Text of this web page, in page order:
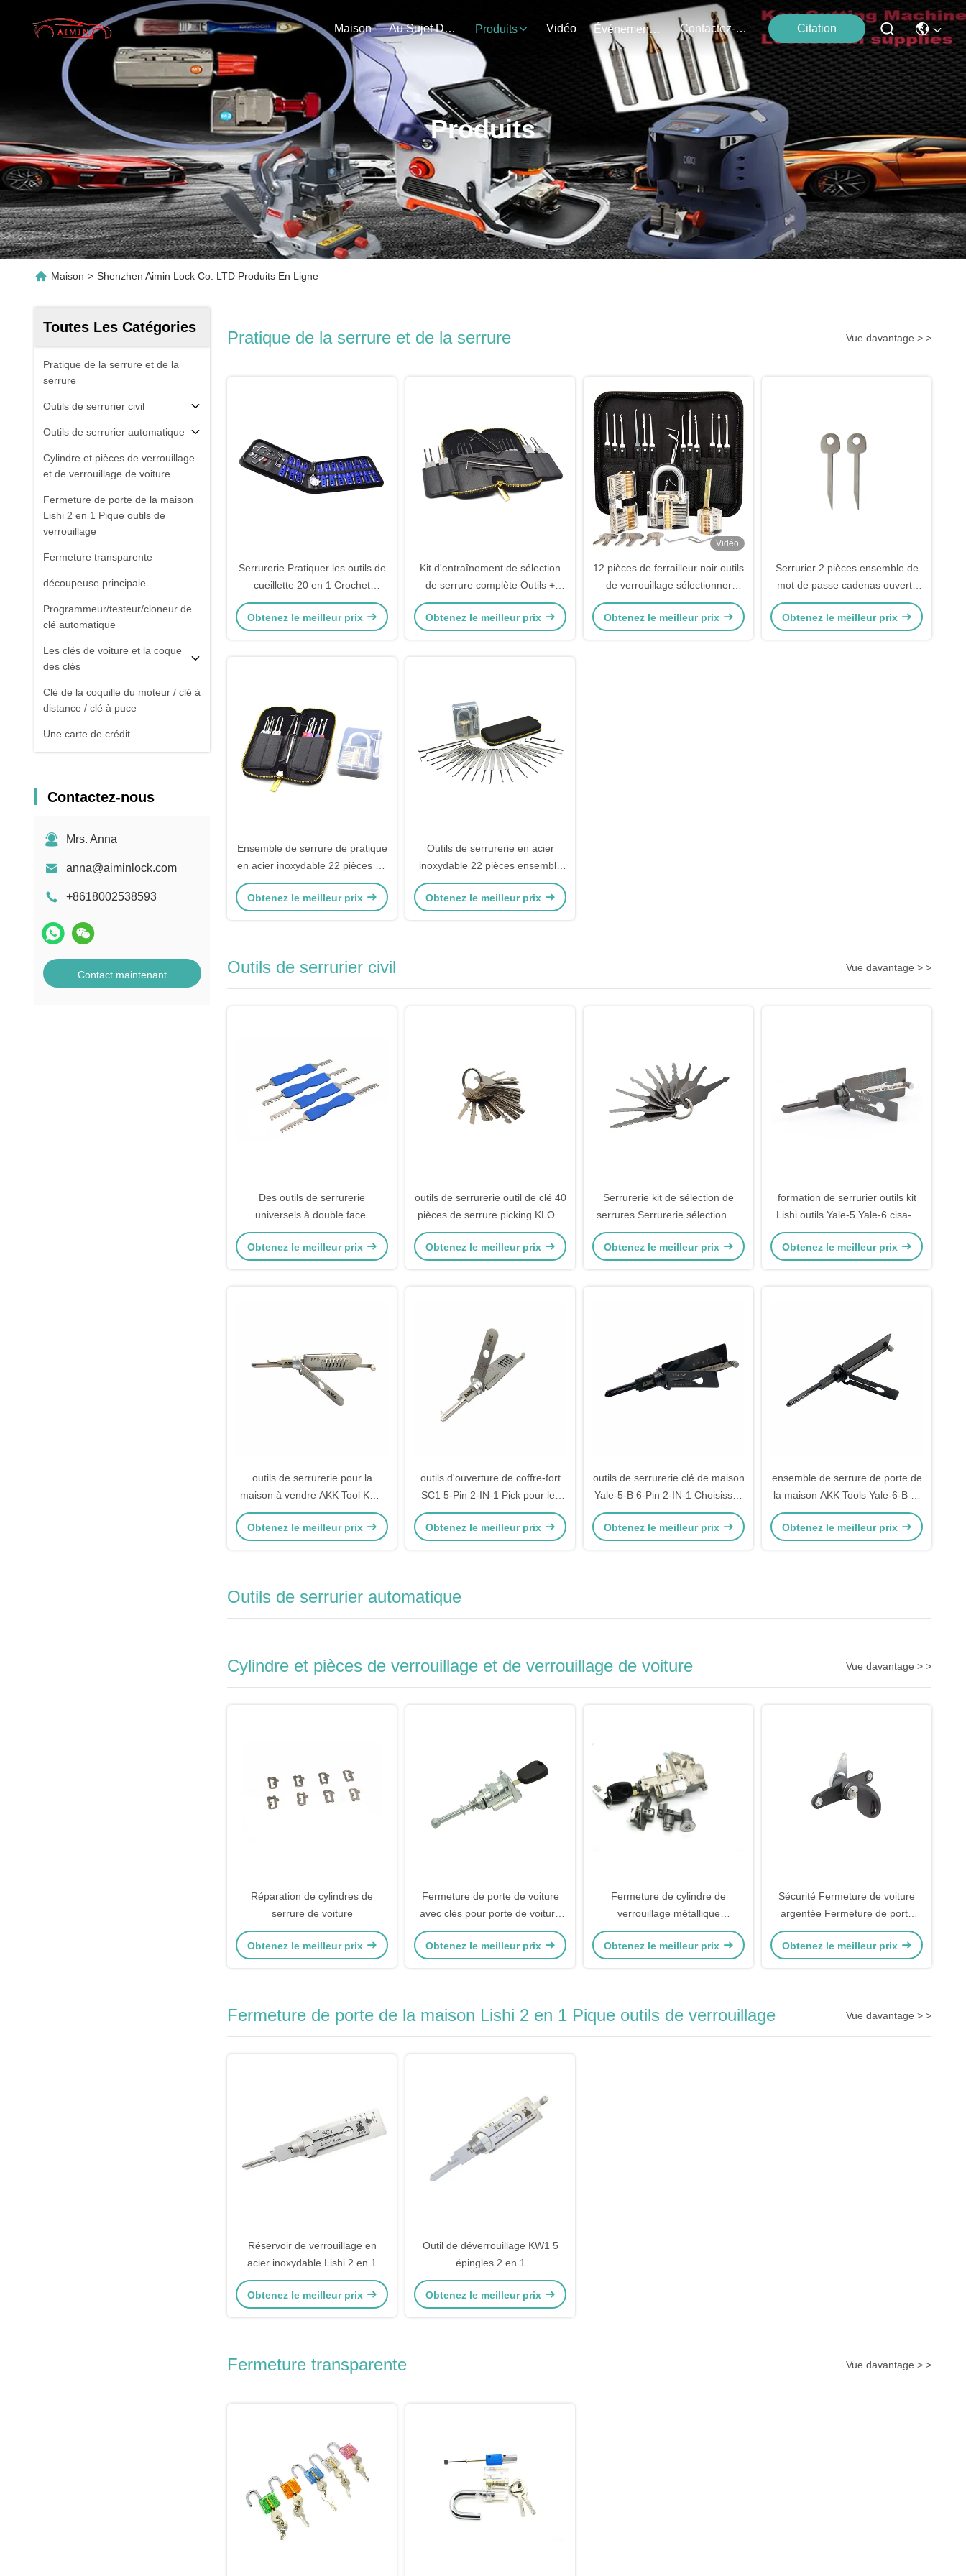
Maison Au Sujet De Nous Produits Vidéo Événements Contactez-Nous Citation
Produits
Maison > Shenzhen Aimin Lock Co. LTD Produits En Ligne
Toutes Les Catégories
Pratique de la serrure et de la
serrure
Outils de serrurier civil
Outils de serrurier automatique
Cylindre et pièces de verrouillage
et de verrouillage de voiture
Fermeture de porte de la maison
Lishi 2 en 1 Pique outils de
verrouillage
Fermeture transparente
découpeuse principale
Programmeur/testeur/cloneur de
clé automatique
Les clés de voiture et la coque
des clés
Clé de la coquille du moteur / clé à
distance / clé à puce
Une carte de crédit
Contactez-nous
Mrs. Anna
anna@aiminlock.com
+8618002538593
Contact maintenant
Pratique de la serrure et de la serrure Vue davantage > >
Serrurerie Pratiquer les outils de
cueillette 20 en 1 Crochet
Serrurier Serrurerie Choix
maison ensemble de serrure
Obtenez le meilleur prix
Kit d'entraînement de sélection
de serrure complète Outils +
verrouillage clair pour
l'apprentissage en temps réel
Obtenez le meilleur prix
Vidéo
12 pièces de ferrailleur noir outils
de verrouillage sélectionner
ensemble de pratique de
verrouillage transparent
Obtenez le meilleur prix
Serrurier 2 pièces ensemble de
mot de passe cadenas ouverts
outils de verrouillage serrurerie
clés kit de formation de serrurier
Obtenez le meilleur prix
Ensemble de serrure de pratique
en acier inoxydable 22 pièces Kit
de sélection de serrure
automatique Ensemble de
Obtenez le meilleur prix
Outils de serrurerie en acier
inoxydable 22 pièces ensemble
de serrure automatique avec
verrou pratique transparent
Obtenez le meilleur prix
Outils de serrurier civil Vue davantage > >
Des outils de serrurerie
universels à double face.
Obtenez le meilleur prix
outils de serrurerie outil de clé 40
pièces de serrure picking KLOM
verrou d'or en acier clé de test
universelle
Obtenez le meilleur prix
Serrurerie kit de sélection de
serrures Serrurerie sélection de
serrures ensemble de sélection
de serrures KLOM avec numéro
Obtenez le meilleur prix
formation de serrurier outils kit
Lishi outils Yale-5 Yale-6 cisa-5
serrure piquer 2-IN-1 Pick
Obtenez le meilleur prix
outils de serrurerie pour la
maison à vendre AKK Tool KW5
6-pin 2-en-1 choisir pour les
serrures de porte Kwikset
Obtenez le meilleur prix
outils d'ouverture de coffre-fort
SC1 5-Pin 2-IN-1 Pick pour les
serrures de porte Schlage SC1
Obtenez le meilleur prix
outils de serrurerie clé de maison
Yale-5-B 6-Pin 2-IN-1 Choisissez
pour les serrures de porte Yale
AKK Tools
Obtenez le meilleur prix
ensemble de serrure de porte de
la maison AKK Tools Yale-6-B 6-
Pin 2-IN-1 Choisir pour les
serrures de porte Yale
Obtenez le meilleur prix
Outils de serrurier automatique
Cylindre et pièces de verrouillage et de verrouillage de voiture Vue davantage > >
Réparation de cylindres de
serrure de voiture
Obtenez le meilleur prix
Fermeture de porte de voiture
avec clés pour porte de voiture
cylindre de porte de voiture
Obtenez le meilleur prix
Fermeture de cylindre de
verrouillage métallique
Fermeture d'allumage Honda
Civic Fermeture pour voiture
Obtenez le meilleur prix
Sécurité Fermeture de voiture
argentée Fermeture de porte
arrière cylindrique Pour le
remplacement Opel
Obtenez le meilleur prix
Fermeture de porte de la maison Lishi 2 en 1 Pique outils de verrouillage Vue davantage > >
Réservoir de verrouillage en
acier inoxydable Lishi 2 en 1
Obtenez le meilleur prix
Outil de déverrouillage KW1 5
épingles 2 en 1
Obtenez le meilleur prix
Fermeture transparente Vue davantage > >